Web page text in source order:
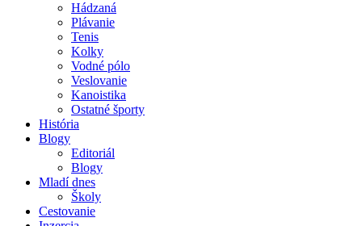
Hádzaná
Plávanie
Tenis
Kolky
Vodné pólo
Veslovanie
Kanoistika
Ostatné športy
História
Blogy
Editoriál
Blogy
Mladí dnes
Školy
Cestovanie